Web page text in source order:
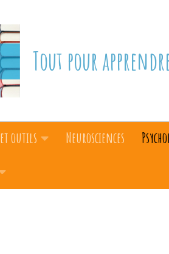
Tout pour
outils Neurosciences